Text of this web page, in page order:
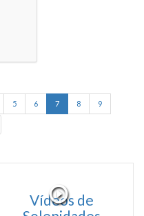
5 6 7 8 9
Vídeos de